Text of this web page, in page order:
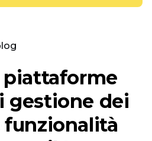
gestione dei
funzionalità